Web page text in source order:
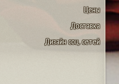
Цены
Доставка
Дизайн соц. сетей